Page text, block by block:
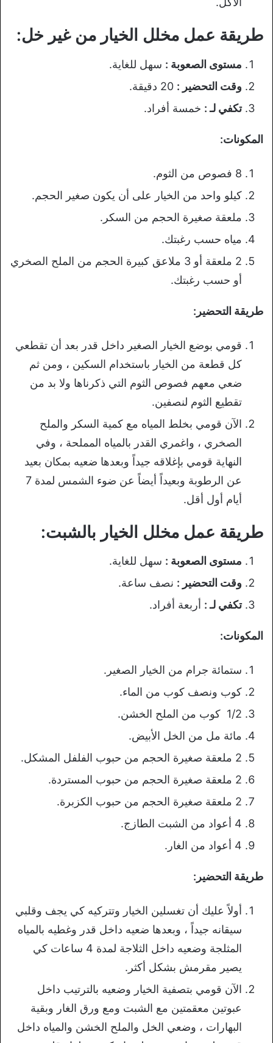
طريقة عمل مخلل الخيار من غير خل:
مستوى الصعوبة : سهل للغاية.
وقت التحضير :
تكفي لـ : خمسة أفراد.
المكونات:
8 فصوص من الثوم.
كيلو واحد من الخيار على أن يكون صغير الحجم.
ملعقة صغيرة الحجم من السكر.
مياه حسب رغبتك.
2 ملعقة أو 3 ملاعق كبيرة الحجم من الملح الصخري
أو حسب رغبتك.
طريقة التحضير:
قومي بوضع الخيار الصغير داخل قدر بعد أن تقطعي
كل قطعة من الخيار باستخدام السكين ، ومن ثم
ضعي معهم فصوص الثوم التي ذكرناها ولا بد من
تقطيع الثوم لنصفين.
الآن قومي بخلط المياه مع كمية السكر والملح
الصخري ، واغمري القدر بالمياه المملحة ، وفي
النهاية قومي بإغلاقه جيداً وبعدها ضعيه بمكان بعيد
عن الرطوبة وبعيداً أيضاً عن ضوء الشمس لمدة 7
أيام أول أقل.
طريقة عمل مخلل الخيار بالشبت:
مستوى الصعوبة : سهل للغاية.
وقت التحضير : نصف ساعة.
تكفي لـ : أربعة أفراد.
المكونات:
ستمائة جرام من الخيار الصغير.
كوب ونصف كوب من الماء.
1/2 كوب من الملح الخشن.
مائة مل من الخل الأبيض.
2 ملعقة صغيرة الحجم من حبوب الفلفل المشكل.
2 ملعقة صغيرة الحجم من حبوب المستردة.
2 ملعقة صغيرة الحجم من حبوب الكزبرة.
4 أعواد من الشبت الطازج.
4 أعواد من الغار.
طريقة التحضير:
أولاً عليك أن تغسلين الخيار وتتركيه كي يجف وقلبي
سيقانه جيداً ، وبعدها ضعيه داخل قدر وغطيه بالمياه
المثلجة وضعيه داخل الثلاجة لمدة 4 ساعات كي
يصير مقرمش بشكل أكثر.
الآن قومي بتصفية الخيار وضعيه بالترتيب داخل
عبوتين معقمتين مع الشبت ومع ورق الغار وبقية
البهارات ، وضعي الخل والملح الخشن والمياه داخل